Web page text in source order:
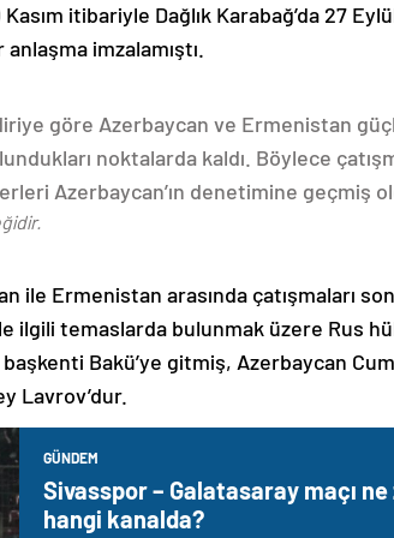
itibariyle Dağlık Karabağ’da 27
imzalamıştı.
göre Azerbaycan ve Ermenistan
noktalarda kaldı. Böylece
Azerbaycan’ın denetimine geçmiş
ile Ermenistan arasında çatışmaları
ilgili temaslarda bulunmak üzere Rus
Bakü’ye gitmiş, Azerbaycan
Lavrov’dur.
GÜNDEM
Sivasspor – Galatasaray maçı
hangi kanalda?